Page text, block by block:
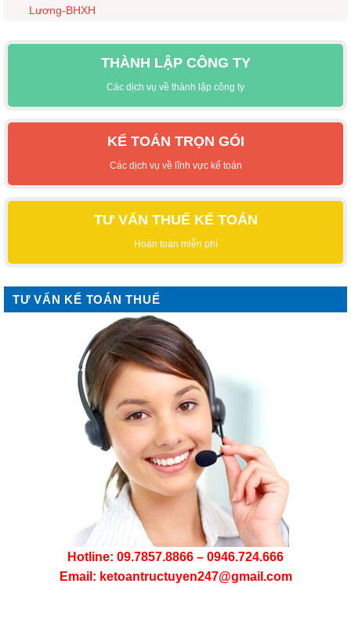
Lương-BHXH
THÀNH LẬP CÔNG TY
Các dịch vụ về thành lập công ty
KẾ TOÁN TRỌN GÓI
Các dịch vụ về lĩnh vực kế toán
TƯ VẤN THUẾ KẾ TOÁN
Hoàn toàn miễn phí
TƯ VẤN KẾ TOÁN THUẾ
Hotline: 09.7857.8866 – 0946.724.666
Email: ketoantructuyen247@gmail.com